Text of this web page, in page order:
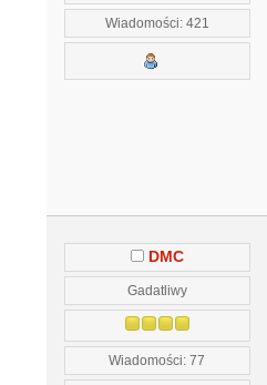
Wiadomości: 421
DMC
Gadatliwy
Wiadomości: 77